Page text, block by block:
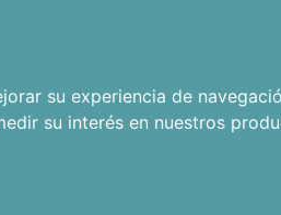
su experiencia de
su interés en nuestros